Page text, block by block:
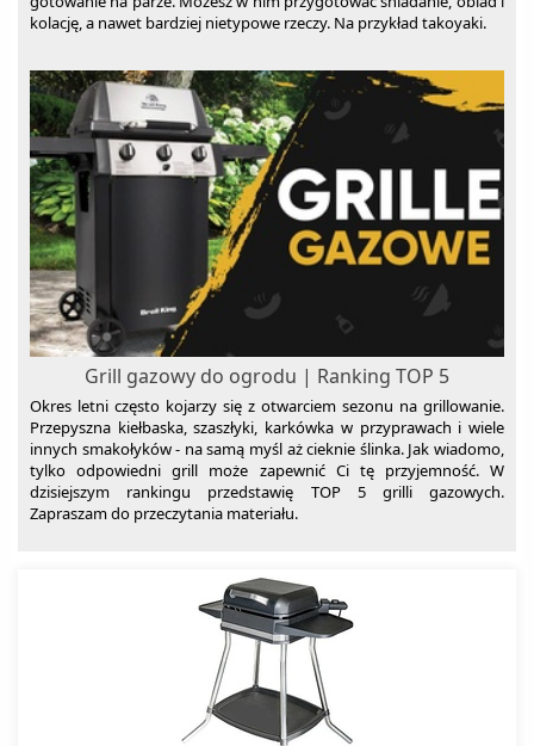
Wentylatory
Wentylatory pokojowe
Wózki dziecięce
Żarówki LED
zgrzewarki próżniowe
Zlewozmywaki
Baterie kuchenne
Zamknij
kolację, a nawet bardziej nietypowe rzeczy. Na przykład takoyaki.
Grill gazowy do ogrodu | Ranking TOP 5
Okres letni często kojarzy się z otwarciem sezonu na grillowanie.
Przepyszna kiełbaska, szaszłyki, karkówka w przyprawach i wiele
innych smakołyków - na samą myśl aż cieknie ślinka. Jak wiadomo,
tylko odpowiedni grill może zapewnić Ci tę przyjemność. W
dzisiejszym rankingu przedstawię TOP 5 grilli gazowych.
Zapraszam do przeczytania materiału.